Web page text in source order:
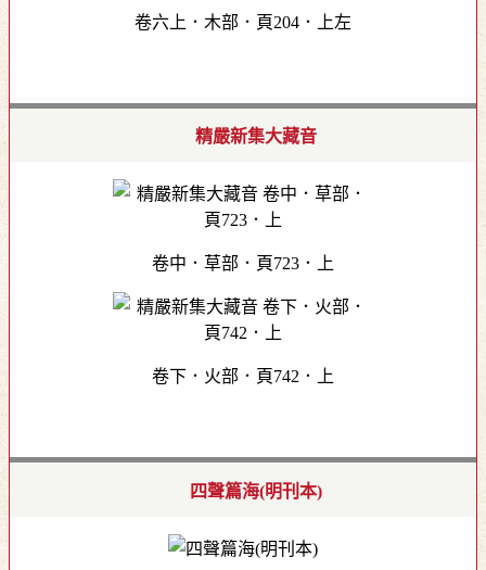
卷六上．木部．頁204．上左
精嚴新集大藏音
卷中．草部．頁723．上
卷下．火部．頁742．上
四聲篇海(明刊本)